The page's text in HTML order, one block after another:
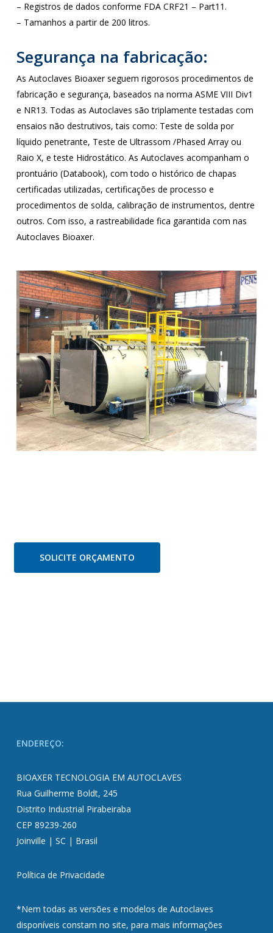
– Registros de dados conforme FDA CRF21 – Part11.
– Tamanhos a partir de 200 litros.
Segurança na fabricação:
As Autoclaves Bioaxer seguem rigorosos procedimentos de
fabricação e segurança, baseados na norma ASME VIII Div1
e NR13. Todas as Autoclaves são triplamente testadas com
ensaios não destrutivos, tais como: Teste de solda por
líquido penetrante, Teste de Ultrassom /Phased Array ou
Raio X, e teste Hidrostático. As Autoclaves acompanham o
prontuário (Databook), com todo o histórico de chapas
certificadas utilizadas, certificações de processo e
procedimentos de solda, calibração de instrumentos, dentre
outros. Com isso, a rastreabilidade fica garantida com nas
Autoclaves Bioaxer.
SOLICITE ORÇAMENTO
ENDEREÇO:
BIOAXER TECNOLOGIA EM AUTOCLAVES
Rua Guilherme Boldt, 245
Distrito Industrial Pirabeiraba
CEP 89239-260
Joinville | SC | Brasil
Política de Privacidade
*Nem todas as versões e modelos de Autoclaves
disponíveis constam no site, para mais informações